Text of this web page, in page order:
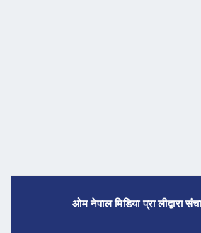
ओम नेपाल मिडिया प्रा